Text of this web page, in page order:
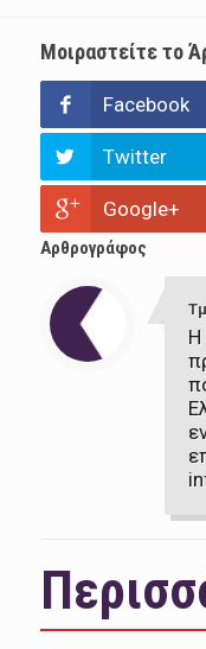
Μοιραστείτε το
Facebook
Twitter
Google+
Αρθρογράφος
Η